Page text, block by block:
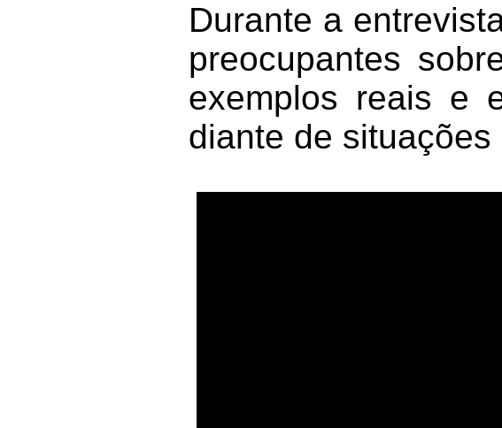
Durante a
preocupantes
exemplos reais e
diante de